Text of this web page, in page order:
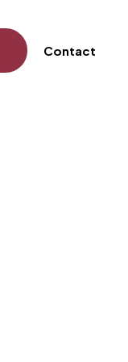
Contact